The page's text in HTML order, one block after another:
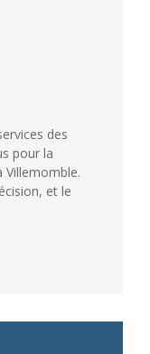
des
pour la
et le